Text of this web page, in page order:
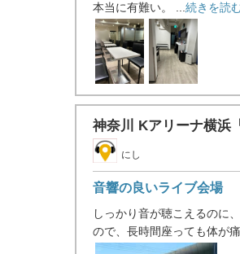
本当に有難い。 ... 続きを読
神奈川 Kアリーナ横浜「
にし
音響の良いライブ会場
しっかり音が聴こえるのに
ので、長時間座っても体が